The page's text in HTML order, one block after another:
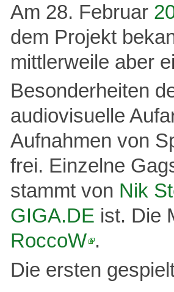
Am 28. Februar
dem Projekt
mittlerweile aber
Besonderheiten
audiovisuelle
Aufnahmen von
frei. Einzelne
stammt von Nik
GIGA.DE ist. Die
RoccoW .
Die ersten